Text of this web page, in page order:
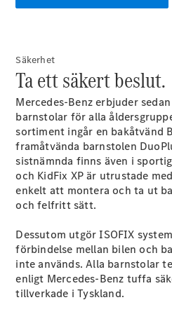
C-Klass
E-Klass
Kombi
E-Klass
Kombi All-
Terrain
Konfigurator
Mercedes-
Benz Online
Store
Halvkombi
Säkerhet
Ta ett säkert beslut.
Mercedes-Benz erbjuder
barnstolar för alla
sortiment ingår en bakåtvänd
framåtvända barnstolen
sistnämnda finns även i
och KidFix XP är utrustade
enkelt att montera och ta ut
och felfritt sätt.
Dessutom utgör ISOFIX
förbindelse mellan bilen och
inte används. Alla barnstolar
enligt Mercedes-Benz tuffa
tillverkade i Tyskland.